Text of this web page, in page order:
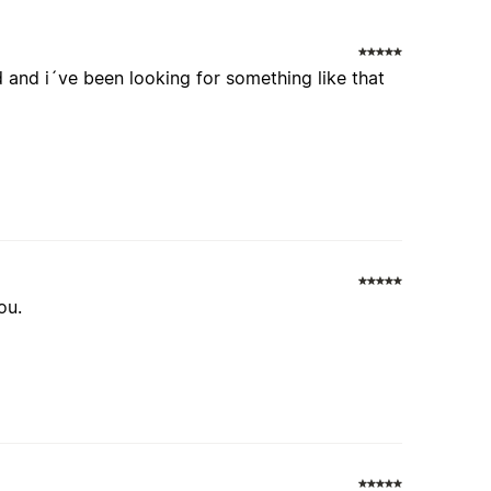
i´ve been looking for something like that